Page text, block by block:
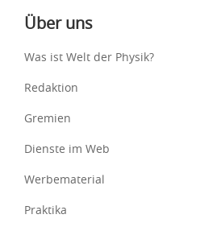
Über uns
Was ist Welt der Physik?
Redaktion
Gremien
Dienste im Web
Werbematerial
Praktika